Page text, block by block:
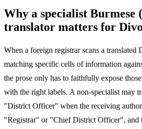
Why a specialist Burmese
translator matters for
When a foreign registrar scans a translated
matching specific cells of information
the prose only has to faithfully expose
with the right labels. A non-specialist may
"District Officer" when the receiving
"Registrar" or "Chief District Officer", and